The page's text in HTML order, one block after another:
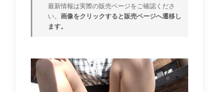
最新情報は実際の販売ページをご確認くださ
い。 画像をクリックすると販売ページへ遷移し
ます。